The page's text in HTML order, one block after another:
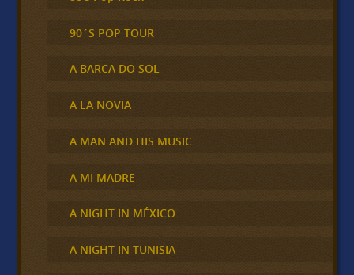
90´S POP TOUR
A BARCA DO SOL
A LA NOVIA
A MAN AND HIS MUSIC
A MI MADRE
A NIGHT IN MÉXICO
A NIGHT IN TUNISIA